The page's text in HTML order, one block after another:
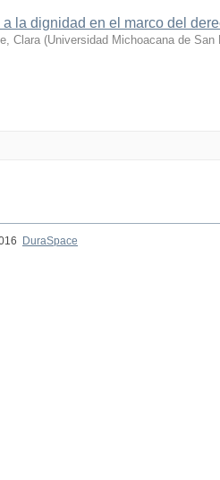
a la dignidad en el marco del
Clara (Universidad Michoacana de San
DuraSpace